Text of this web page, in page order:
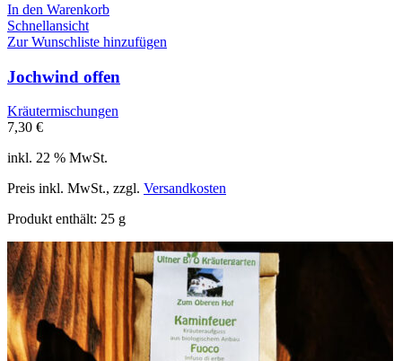
In den Warenkorb
Schnellansicht
Zur Wunschliste hinzufügen
Jochwind offen
Kräutermischungen
7,30 €
inkl. 22 % MwSt.
Preis inkl. MwSt., zzgl. Versandkosten
Produkt enthält: 25 g